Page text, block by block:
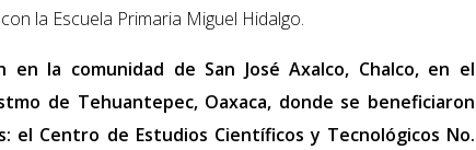
la Escuela Primaria Miguel Hidalgo.
en la comunidad de San José Axalco, Chalco, en el
de Tehuantepec, Oaxaca, donde se beneficiaron
el Centro de Estudios Científicos y Tecnológicos No.